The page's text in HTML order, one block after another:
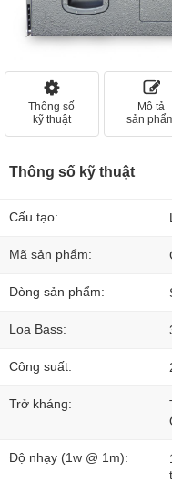
Thông số
kỹ thuật
Mô tả
sản
Thông số kỹ thuật
Cấu tạo:
Mã sản phẩm:
Dòng sản phẩm:
Loa Bass:
Công suất:
Trở kháng:
Độ nhạy (1w @ 1m):